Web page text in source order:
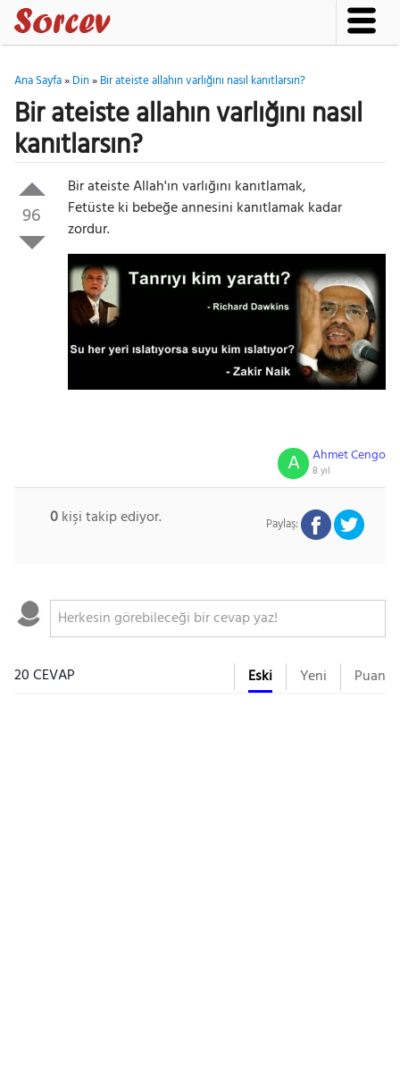
Ana Sayfa»Din»Bir ateiste allahın varlığını nasıl kanıtlarsın?
Bir ateiste allahın varlığını nasıl
kanıtlarsın?
96
Bir ateiste Allah'ın varlığını kanıtlamak,
Fetüste ki bebeğe annesini kanıtlamak kadar
zordur.
Ahmet Cengo
8 yıl
A
0kişi takip ediyor. Paylaş:
20 CEVAP Eski Yeni Puan